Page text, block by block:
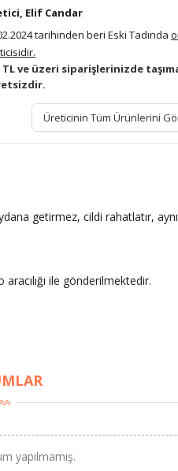
Elif Candar
tarihinden beri Eski Tadında
TL ve üzeri siparişlerinizde
Üreticinin Tüm Ürünlerini
getirmez, cildi rahatlatır,
ile gönderilmektedir.
yapılmamış.